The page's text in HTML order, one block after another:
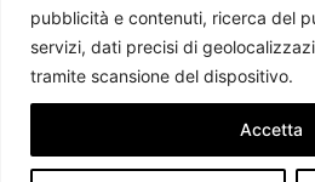
pubblicità e contenuti, ricerca del
servizi, dati precisi di
tramite scansione del dispositivo.
Accetta